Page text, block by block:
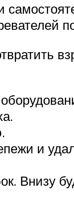
и
Внизу